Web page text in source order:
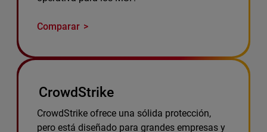
Comparar
CrowdStrike
CrowdStrike ofrece una sólida protección,
pero está diseñado para grandes empresas y